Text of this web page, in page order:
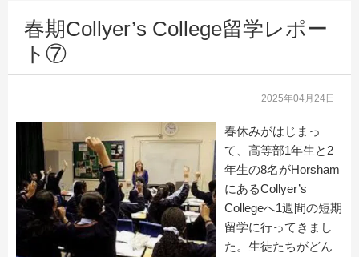
春期Collyer’s College留学レポー
ト⑦
2025年04月24日
春休みがはじまっ
て、高等部1年生と2
年生の8名がHorsham
にあるCollyer’s
Collegeへ1週間の短期
留学に行ってきまし
た。生徒たちがどん